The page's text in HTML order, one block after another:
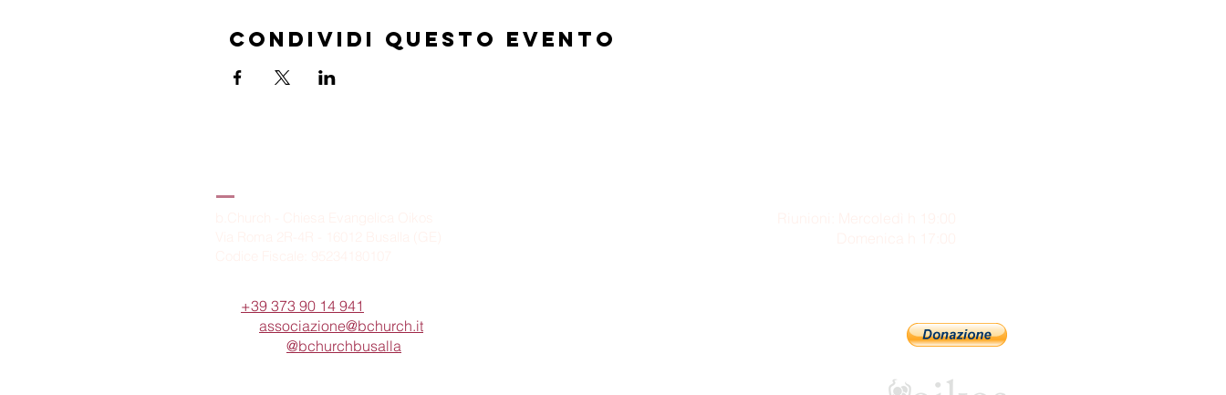
Condividi questo evento
+39 373 90 14 941
associazione@bchurch.it
@bchurchbusalla